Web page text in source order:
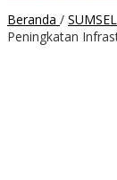
Beranda / SUMSEL
Peningkatan